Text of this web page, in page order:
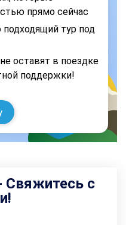
прямо сейчас
тур под
оставят в поездке
поддержки!
Свяжитесь с